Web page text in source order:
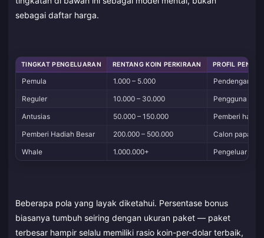
sebagai daftar harga.
TINGKAT PENGELUARAN RENTANG KOIN PERKIRAAN PROFIL
Pemula 1.000 – 5.000
Pendengar
Reguler
10.000 – 30.000
Pengguna
Antusias
50.000 – 150.000
Pemberi
Pemberi Hadiah Besar
200.000 – 500.000
Calon papan
Whale
1.000.000+ Pengeluar
Beberapa pola yang layak diketahui. Persentase bonus
biasanya tumbuh seiring dengan ukuran paket — paket
terbesar hampir selalu memiliki rasio koin-per-dolar terbaik,